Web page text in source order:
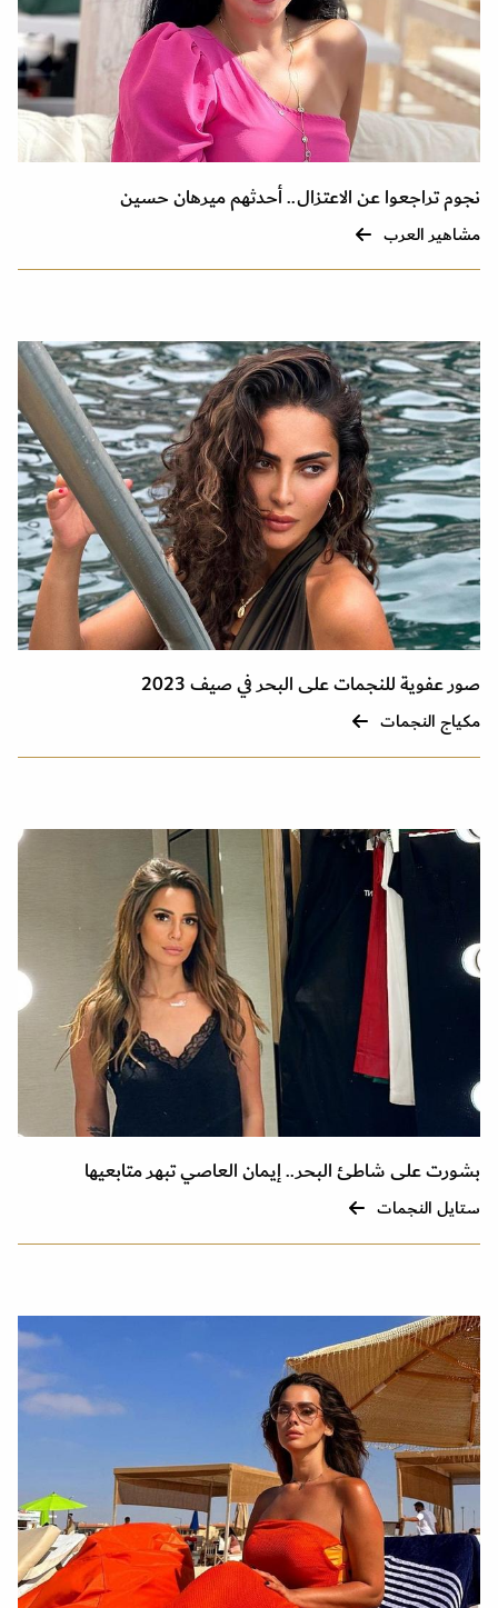
نجوم تراجعوا عن الاعتزال.. أحدثهم ميرهان حسين
مشاهير العرب
صور عفوية للنجمات على البحر في صيف 2023
مكياج النجمات
بشورت على شاطئ البحر.. إيمان العاصي تبهر متابعيها
ستايل النجمات